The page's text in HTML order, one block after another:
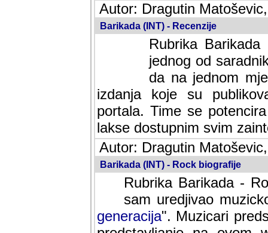
Autor: Dragutin
Barikada (INT) - Recenzije
Rubrika
jednog od
da na jednom
izdanja koje su
portala. Time se
lakse dostupnim svim
Autor: Dragutin
Barikada (INT) - Rock biografije
Rubrika Barikada -
sam uredjivao
generacija". Muzicari